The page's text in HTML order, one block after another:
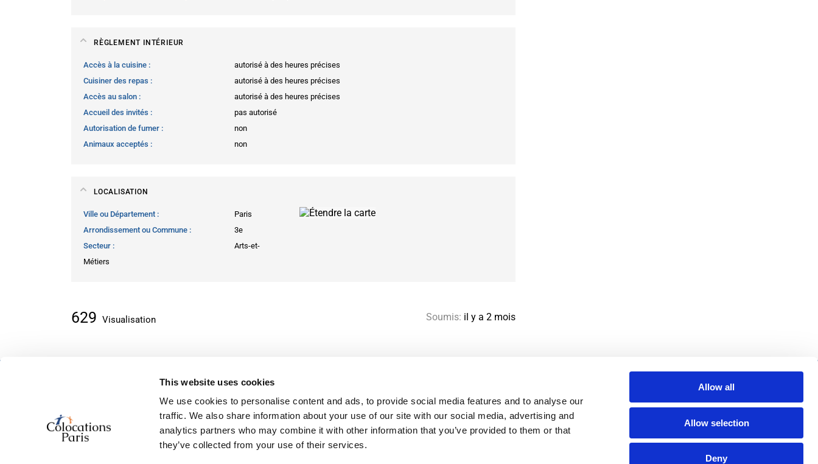
This website uses cookies
We use cookies to personalise content and ads, to provide social media features and to analyse our
traffic. We also share information about your use of our site with our social media, advertising and
analytics partners who may combine it with other information that you’ve provided to them or that
they’ve collected from your use of their services.
Allow all
Allow selection
Deny
RÈGLEMENT INTÉRIEUR
Accès à la cuisine
autorisé à des heures précises
Cuisiner des repas
autorisé à des heures précises
Accès au salon
autorisé à des heures précises
Accueil des invités
pas autorisé
Autorisation de fumer
non
Animaux acceptés
non
LOCALISATION
Ville ou Département
Paris
Arrondissement ou Commune
3e
Secteur
Arts-et-
Métiers
629 Visualisation Soumis: il y a 2 mois
À propos des petites annonces
Ajouter récemment
À propos de nous
Guide colocation Paris
Favoris
Termes d’utilisation
Recherche
FAQ